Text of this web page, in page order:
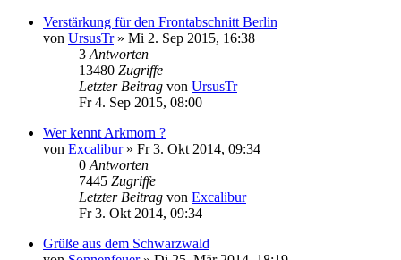
Verstärkung für den Frontabschnitt Berlin
von UrsusTr» Mi 2. Sep 2015, 16:38
3 Antworten
13480 Zugriffe
Letzter Beitrag von UrsusTr
Fr 4. Sep 2015, 08:00
Wer kennt Arkmorn ?
von Excalibur» Fr 3. Okt 2014, 09:34
0 Antworten
7445 Zugriffe
Letzter Beitrag von Excalibur
Fr 3. Okt 2014, 09:34
Grüße aus dem Schwarzwald